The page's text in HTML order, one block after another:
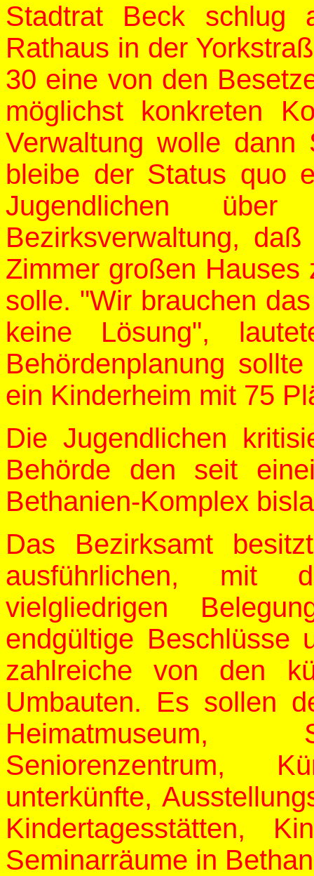
Stadtrat Beck schlug
Rathaus in der
30 eine von den
möglichst konkreten
Verwaltung wolle dann
bleibe der Status quo
Jugendlichen
Bezirksverwaltung,
Zimmer großen Hauses
solle. "Wir brauchen
keine Lösung",
Behördenplanung
ein Kinderheim mit 75
Die Jugendlichen
Behörde den seit
Bethanien-Komplex
Das Bezirksamt
ausführlichen, mit
vielgliedrigen
endgültige Beschlüsse
zahlreiche von den
Umbauten. Es sollen
Heimatmuseum,
Seniorenzentrum,
unterkünfte,
Kindertagesstätten,
Seminarräume in